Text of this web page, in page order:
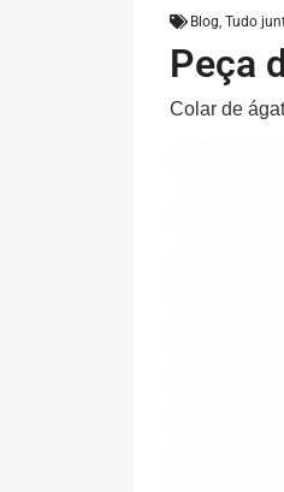
Blog, Tudo
Peça
Colar de